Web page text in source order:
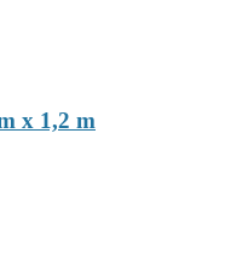
x 1,2 m